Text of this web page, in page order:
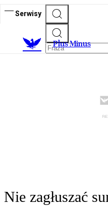
Serwisy
Plus Minus
Nie zagłuszać